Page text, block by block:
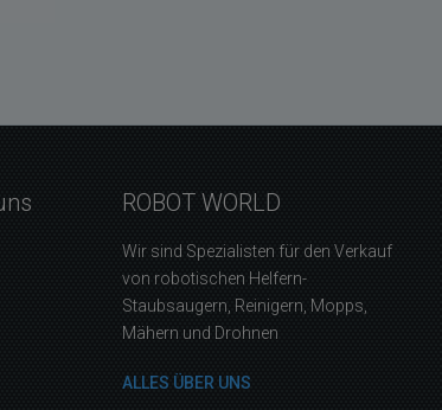
ROBOT WORLD
Wir sind Spezialisten für den Verkauf
von robotischen Helfern-
Staubsaugern, Reinigern, Mopps,
Mähern und Drohnen
ALLES ÜBER UNS